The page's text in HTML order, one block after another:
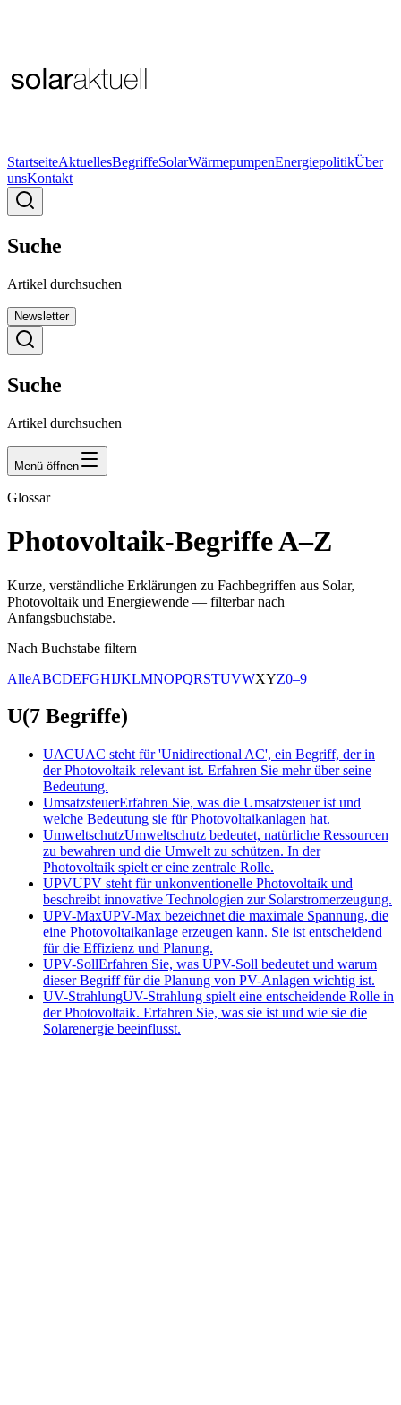
StartseiteAktuellesBegriffeSolarWärmepumpenEnergiepolitikÜber
unsKontakt
Suche
Artikel durchsuchen
Newsletter
Suche
Artikel durchsuchen
Menü öffnen
Glossar
Photovoltaik-Begriffe A–Z
Kurze, verständliche Erklärungen zu Fachbegriffen aus Solar,
Photovoltaik und Energiewende — filterbar nach
Anfangsbuchstabe.
Nach Buchstabe filtern
AlleABCDEFGHIJKLMNOPQRSTUVWXYZ0–9
U(7 Begriffe)
UACUAC steht für 'Unidirectional AC', ein Begriff, der in
der Photovoltaik relevant ist. Erfahren Sie mehr über seine
Bedeutung.
UmsatzsteuerErfahren Sie, was die Umsatzsteuer ist und
welche Bedeutung sie für Photovoltaikanlagen hat.
UmweltschutzUmweltschutz bedeutet, natürliche Ressourcen
zu bewahren und die Umwelt zu schützen. In der
Photovoltaik spielt er eine zentrale Rolle.
UPVUPV steht für unkonventionelle Photovoltaik und
beschreibt innovative Technologien zur Solarstromerzeugung.
UPV-MaxUPV-Max bezeichnet die maximale Spannung, die
eine Photovoltaikanlage erzeugen kann. Sie ist entscheidend
für die Effizienz und Planung.
UPV-SollErfahren Sie, was UPV-Soll bedeutet und warum
dieser Begriff für die Planung von PV-Anlagen wichtig ist.
UV-StrahlungUV-Strahlung spielt eine entscheidende Rolle in
der Photovoltaik. Erfahren Sie, was sie ist und wie sie die
Solarenergie beeinflusst.